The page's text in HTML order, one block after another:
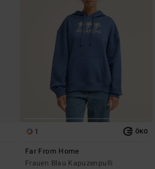
1 ÖKO
Far From Home
Frauen Blau Kapuzenpulli